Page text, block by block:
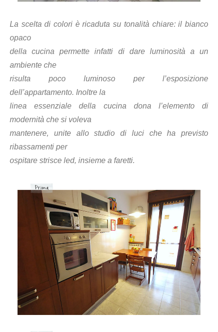
La scelta di colori è ricaduta su tonalità chiare: il bianco
opaco
della cucina permette infatti di dare luminosità a un
ambiente che
risulta poco luminoso per l’esposizione
dell’appartamento. Inoltre la
linea essenziale della cucina dona l’elemento di
modernità che si voleva
mantenere, unite allo studio di luci che ha previsto
ribassamenti per
ospitare strisce led, insieme a faretti.